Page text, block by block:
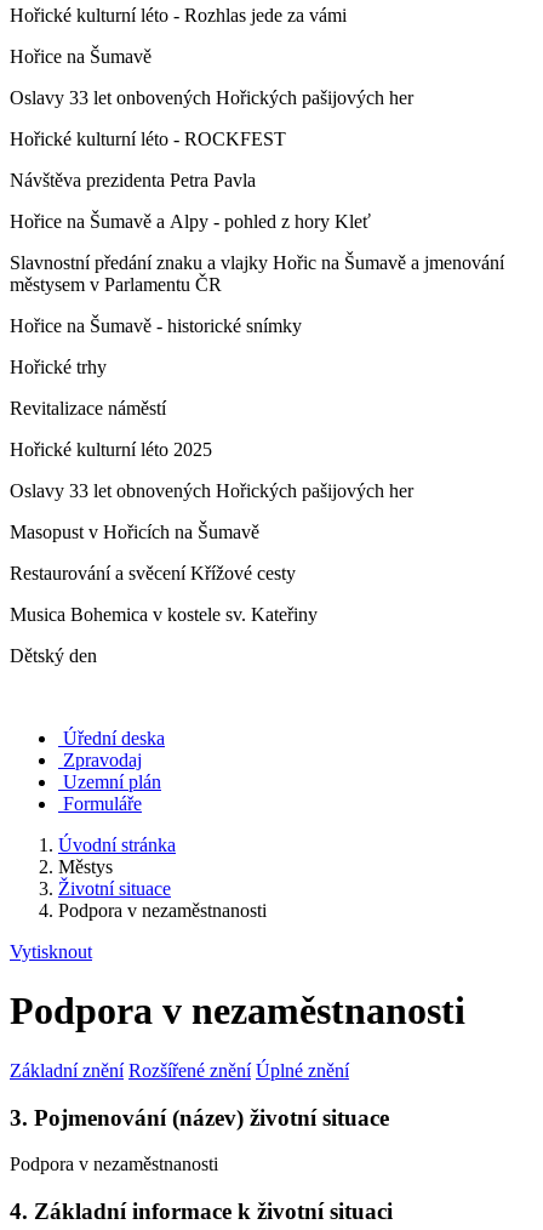
Hořické kulturní léto - Rozhlas jede za vámi
Hořice na Šumavě
Oslavy 33 let onbovených Hořických pašijových her
Hořické kulturní léto - ROCKFEST
Návštěva prezidenta Petra Pavla
Hořice na Šumavě a Alpy - pohled z hory Kleť
Slavnostní předání znaku a vlajky Hořic na Šumavě a jmenování
městysem v Parlamentu ČR
Hořice na Šumavě - historické snímky
Hořické trhy
Revitalizace náměstí
Hořické kulturní léto 2025
Oslavy 33 let obnovených Hořických pašijových her
Masopust v Hořicích na Šumavě
Restaurování a svěcení Křížové cesty
Musica Bohemica v kostele sv. Kateřiny
Dětský den
Úřední deska
Zpravodaj
Uzemní plán
Formuláře
Úvodní stránka
Městys
Životní situace
Podpora v nezaměstnanosti
Vytisknout
Podpora v nezaměstnanosti
Základní znění Rozšířené znění Úplné znění
3. Pojmenování (název) životní situace
Podpora v nezaměstnanosti
4. Základní informace k životní situaci